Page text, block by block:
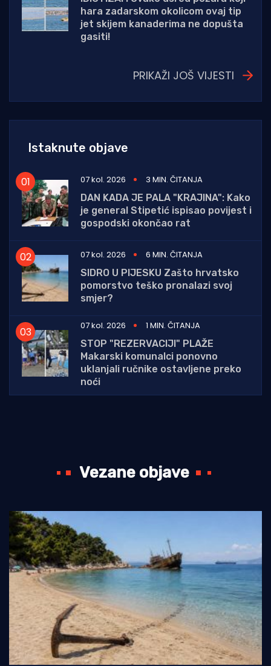
hara zadarskom okolicom ovaj tip
jet skijem kanaderima ne dopušta
gasiti!
PRIKAŽI JOŠ VIJESTI
Istaknute objave
07 kol. 2026
3 MIN. ČITANJA
DAN KADA JE PALA "KRAJINA": Kako
je general Stipetić ispisao povijest i
gospodski okončao rat
07 kol. 2026
6 MIN. ČITANJA
SIDRO U PIJESKU Zašto hrvatsko
pomorstvo teško pronalazi svoj
smjer?
07 kol. 2026
1 MIN. ČITANJA
STOP "REZERVACIJI" PLAŽE
Makarski komunalci ponovno
uklanjali ručnike ostavljene preko
noći
Vezane objave